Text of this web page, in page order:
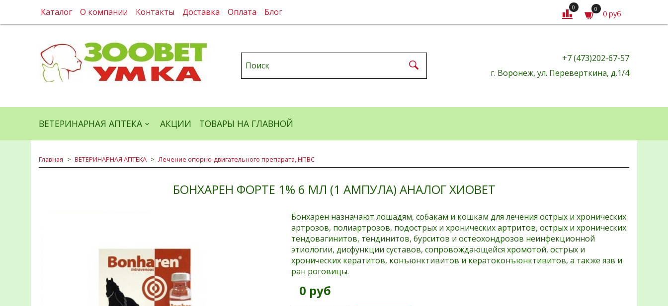
Каталог О компании Контакты Доставка Оплата Блог 0 0
0 руб
+7 (473)202-67-57
г. Воронеж, ул. Переверткина, д.1/4
ВЕТЕРИНАРНАЯ АПТЕКА АКЦИИ ТОВАРЫ НА ГЛАВНОЙ
Главная ВЕТЕРИНАРНАЯ АПТЕКА Лечение опорно-двигательного препарата, НПВС
БОНХАРЕН ФОРТЕ 1% 6 МЛ (1 АМПУЛА) АНАЛОГ ХИОВЕТ
Бонхарен назначают лошадям, собакам и кошкам для лечения острых и хронических
артрозов, полиартрозов, подострых и хронических артритов, острых и хронических
тендовагинитов, тендинитов, бурситов и остеохондрозов неинфекционной
этиологии, дисфункции суставов, сопровождающейся хромотой, острых и
хронических кератитов, конъюнктивитов и кератоконъюнктивитов, а также язв и
ран роговицы.
0 руб